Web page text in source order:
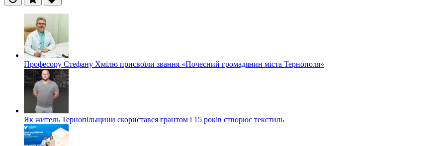
ОстанніПопулярні
Теги
Професору Стефану Хмілю присвоїли звання «Почесний громадянин міста Тернополя»
Як житель Тернопільщини скористався грантом і 15 років створює текстиль